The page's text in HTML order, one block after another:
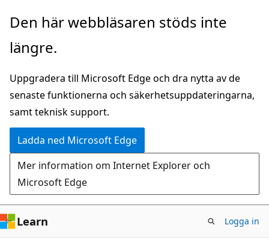
Hoppa
huvudinnehåll
Den här webbläsaren stöds inte
längre.
Uppgradera till Microsoft Edge och dra nytta av de
senaste funktionerna och säkerhetsuppdateringarna,
samt teknisk support.
Ladda ned Microsoft Edge
Mer information om Internet Explorer och
Microsoft Edge
Learn Logga in